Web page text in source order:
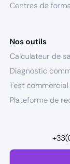
Centres de
Nos outils
Calculateur de
Diagnostic
Test commercial
Plateforme de